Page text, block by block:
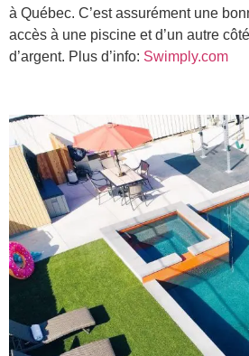
à Québec. C’est assurément une
accès à une piscine et d’un autre
d’argent. Plus d’info: Swimply.com